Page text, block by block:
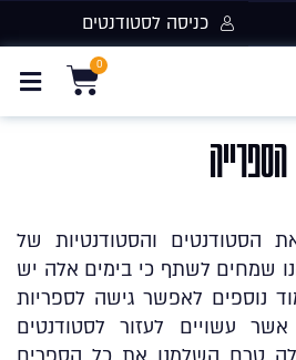
כניסה לסטודנטים
הספרייה
הסטודנטים והסטודנטיות של
שמחים לשתף כי בימים אלה יש
נוספים לאפשר גישה לספריות
אשר עשויים לעזור לסטודנטים